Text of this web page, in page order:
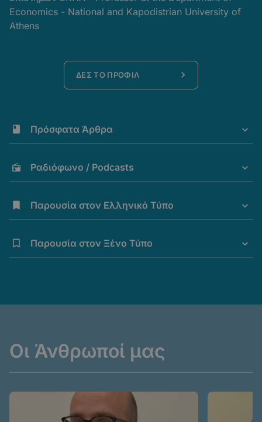
Economics - National and Kapodistrian University of
Athens
ΔΕΣ ΤΟ ΠΡΟΦΙΛ
Πρόσφατα Άρθρα
Ραδιόφωνο / Podcasts
Παρουσία στον Ελληνικό Τύπο
Παρουσία στον Ξένο Τύπο
Οι Άνθρωποί μας